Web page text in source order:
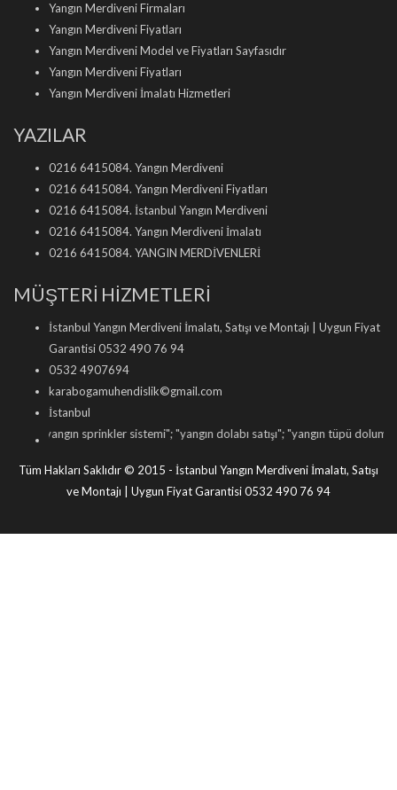
Yangın Merdiveni Firmaları
Yangın Merdiveni Fiyatları
Yangın Merdiveni Model ve Fiyatları Sayfasıdır
Yangın Merdiveni Fiyatları
Yangın Merdiveni İmalatı Hizmetleri
YAZILAR
0216 6415084. Yangın Merdiveni
0216 6415084. Yangın Merdiveni Fiyatları
0216 6415084. İstanbul Yangın Merdiveni
0216 6415084. Yangın Merdiveni İmalatı
0216 6415084. YANGIN MERDİVENLERİ
MÜŞTERİ HİZMETLERİ
İstanbul Yangın Merdiveni İmalatı, Satışı ve Montajı | Uygun Fiyat
Garantisi 0532 490 76 94
0532 4907694
karabogamuhendislik©gmail.com
İstanbul
sprinkler sistemi"; "yangın dolabı satışı"; "yangın tüpü dolumu"; " yangın
Tüm Hakları Saklıdır © 2015 - İstanbul Yangın Merdiveni İmalatı, Satışı
ve Montajı | Uygun Fiyat Garantisi 0532 490 76 94